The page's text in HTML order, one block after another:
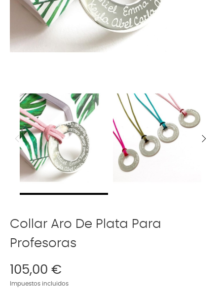
Collar Aro De Plata Para
Profesoras
105,00 €
Impuestos incluidos